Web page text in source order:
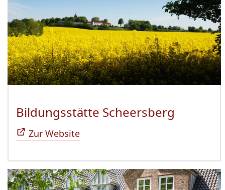
Bildungsstätte Scheersberg
Zur Website